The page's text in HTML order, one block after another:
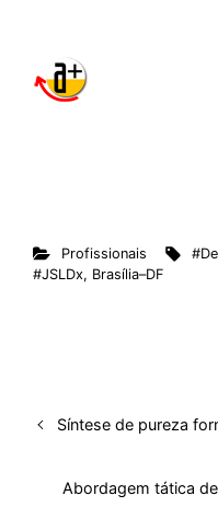
Profissionais
#JSLDx, Brasília–DF
Síntese de pureza
Abordagem tática